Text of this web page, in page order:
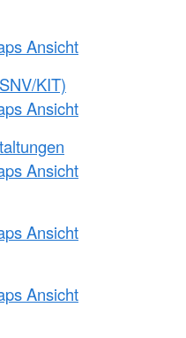
Ansicht
KIT)
Ansicht
Ansicht
Ansicht
Ansicht